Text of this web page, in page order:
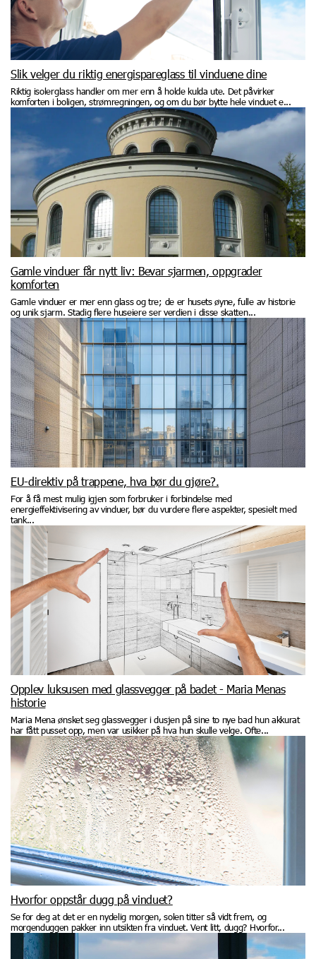
Slik velger du riktig energispareglass til vinduene dine
Riktig isolerglass handler om mer enn å holde kulda ute. Det påvirker
komforten i boligen, strømregningen, og om du bør bytte hele vinduet e...
Gamle vinduer får nytt liv: Bevar sjarmen, oppgrader
komforten
Gamle vinduer er mer enn glass og tre; de er husets øyne, fulle av historie
og unik sjarm. Stadig flere huseiere ser verdien i disse skatten...
EU-direktiv på trappene, hva bør du gjøre?.
For å få mest mulig igjen som forbruker i forbindelse med
energieffektivisering av vinduer, bør du vurdere flere aspekter, spesielt med
tank...
Opplev luksusen med glassvegger på badet - Maria Menas
historie
Maria Mena ønsket seg glassvegger i dusjen på sine to nye bad hun akkurat
har fått pusset opp, men var usikker på hva hun skulle velge. Ofte...
Hvorfor oppstår dugg på vinduet?
Se for deg at det er en nydelig morgen, solen titter så vidt frem, og
morgenduggen pakker inn utsikten fra vinduet. Vent litt, dugg? Hvorfor...